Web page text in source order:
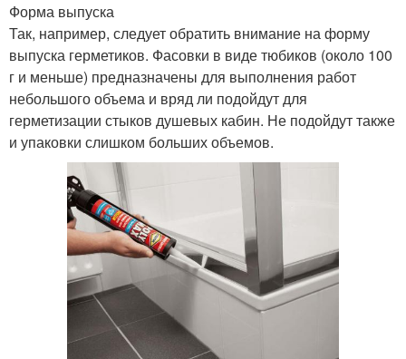
Форма выпуска
Так, например, следует обратить внимание на форму
выпуска герметиков. Фасовки в виде тюбиков (около 100
г и меньше) предназначены для выполнения работ
небольшого объема и вряд ли подойдут для
герметизации стыков душевых кабин. Не подойдут также
и упаковки слишком больших объемов.